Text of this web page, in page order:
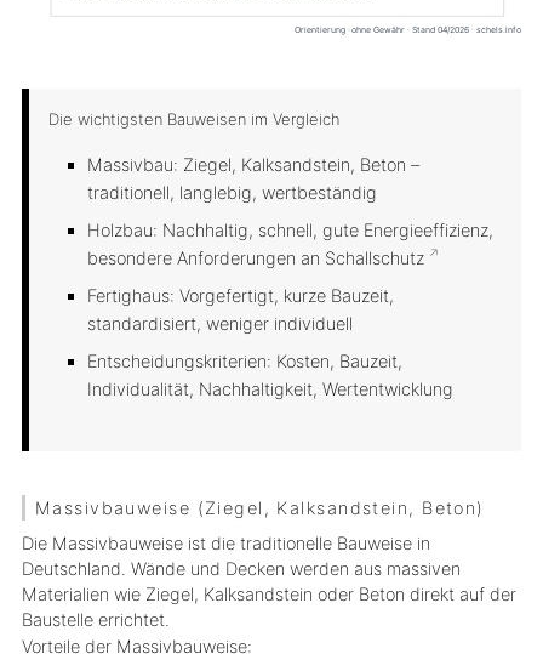
Die wichtigsten Bauweisen im Vergleich
Massivbau: Ziegel, Kalksandstein, Beton –
traditionell, langlebig, wertbeständig
Holzbau: Nachhaltig, schnell, gute Energieeffizienz,
besondere Anforderungen an Schallschutz
Fertighaus: Vorgefertigt, kurze Bauzeit,
standardisiert, weniger individuell
Entscheidungskriterien: Kosten, Bauzeit,
Individualität, Nachhaltigkeit, Wertentwicklung
Massivbauweise (Ziegel, Kalksandstein, Beton)
Die Massivbauweise ist die traditionelle Bauweise in
Deutschland. Wände und Decken werden aus massiven
Materialien wie Ziegel, Kalksandstein oder Beton direkt auf der
Baustelle errichtet.
Vorteile der Massivbauweise: